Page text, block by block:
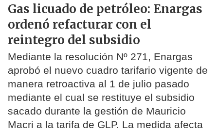
Gas licuado de petróleo: Enargas
ordenó refacturar con el
reintegro del subsidio
Mediante la resolución Nº 271, Enargas
aprobó el nuevo cuadro tarifario vigente de
manera retroactiva al 1 de julio pasado
mediante el cual se restituye el subsidio
sacado durante la gestión de Mauricio
Macri a la tarifa de GLP. La medida afecta